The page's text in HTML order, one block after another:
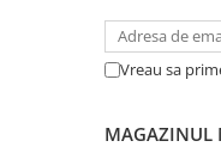
Vreau sa
MAGAZINUL